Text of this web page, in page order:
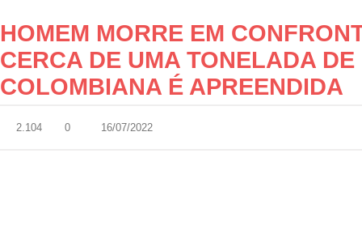
HOMEM MORRE EM
CERCA DE UMA TONELADA
COLOMBIANA É APREENDIDA
2.104 0 16/07/2022